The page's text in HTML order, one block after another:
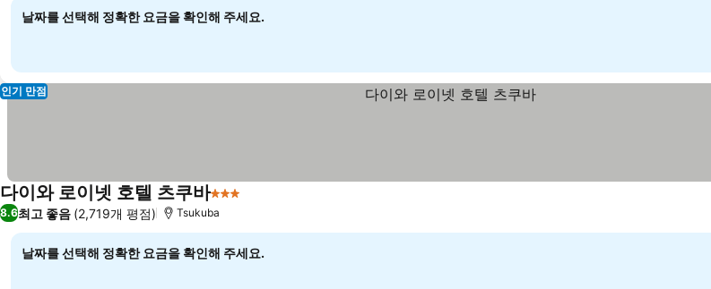
날짜를 선택해 정확한 요금을 확인해 주세요.
인기 만점
다이와 로이넷 호텔 츠쿠바3 성급
8.6최고 좋음 (2,719개 평점) Tsukuba
날짜를 선택해 정확한 요금을 확인해 주세요.